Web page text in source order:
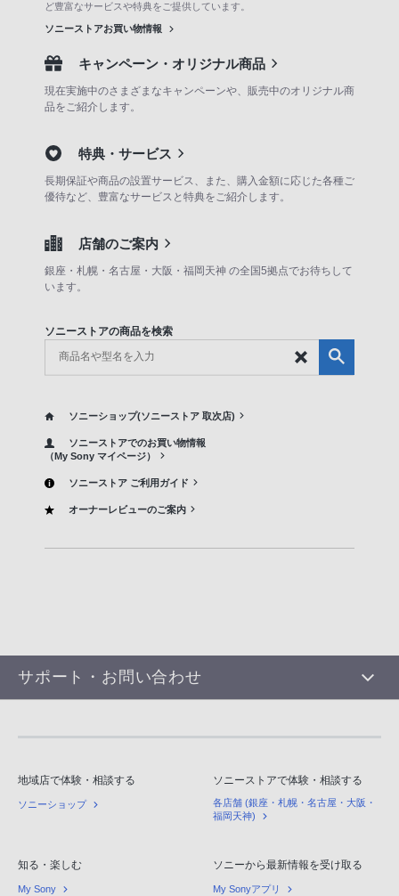
ど豊富なサービスや特典をご提供しています。
ソニーストアお買い物情報
キャンペーン・オリジナル商品
現在実施中のさまざまなキャンペーンや、販売中のオリジナル商
品をご紹介します。
特典・サービス
長期保証や商品の設置サービス、また、購入金額に応じた各種ご
優待など、豊富なサービスと特典をご紹介します。
店舗のご案内
銀座・札幌・名古屋・大阪・福岡天神 の全国5拠点でお待ちして
います。
ソニーストアの商品を検索
ソニーショップ(ソニーストア 取次店)
ソニーストアでのお買い物情報
（My Sony マイページ）
ソニーストア ご利用ガイド
オーナーレビューのご案内
サポート・お問い合わせ
地域店で体験・相談する
ソニーショップ
ソニーストアで体験・相談する
各店舗 (銀座・札幌・名古屋・大阪・
福岡天神)
知る・楽しむ
My Sony
ソニーから最新情報を受け取る
My Sonyアプリ